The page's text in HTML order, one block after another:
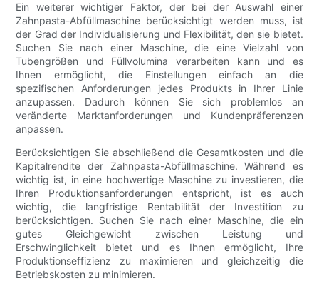
Ein weiterer wichtiger Faktor, der bei der Auswahl einer
Zahnpasta-Abfüllmaschine berücksichtigt werden muss, ist
der Grad der Individualisierung und Flexibilität, den sie bietet.
Suchen Sie nach einer Maschine, die eine Vielzahl von
Tubengrößen und Füllvolumina verarbeiten kann und es
Ihnen ermöglicht, die Einstellungen einfach an die
spezifischen Anforderungen jedes Produkts in Ihrer Linie
anzupassen. Dadurch können Sie sich problemlos an
veränderte Marktanforderungen und Kundenpräferenzen
anpassen.
Berücksichtigen Sie abschließend die Gesamtkosten und die
Kapitalrendite der Zahnpasta-Abfüllmaschine. Während es
wichtig ist, in eine hochwertige Maschine zu investieren, die
Ihren Produktionsanforderungen entspricht, ist es auch
wichtig, die langfristige Rentabilität der Investition zu
berücksichtigen. Suchen Sie nach einer Maschine, die ein
gutes Gleichgewicht zwischen Leistung und
Erschwinglichkeit bietet und es Ihnen ermöglicht, Ihre
Produktionseffizienz zu maximieren und gleichzeitig die
Betriebskosten zu minimieren.